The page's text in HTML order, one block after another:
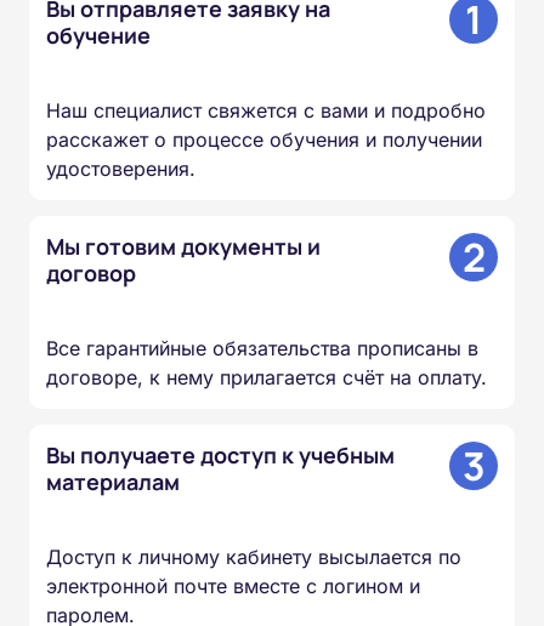
Вы отправляете заявку на
обучение
1
Наш специалист свяжется с вами и подробно
расскажет о процессе обучения и получении
удостоверения.
Мы готовим документы и
договор
2
Все гарантийные обязательства прописаны в
договоре, к нему прилагается счёт на оплату.
Вы получаете доступ к учебным
материалам
3
Доступ к личному кабинету высылается по
электронной почте вместе с логином и
паролем.